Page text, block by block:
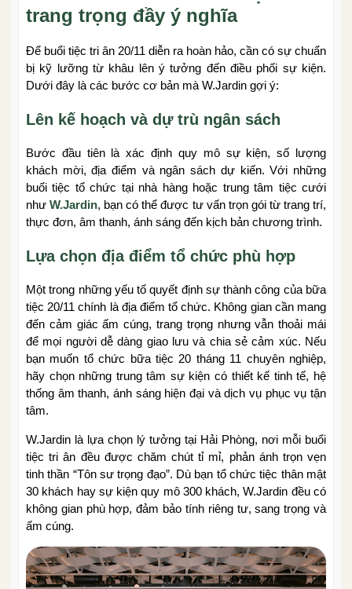
trang trọng đầy ý nghĩa
Để buổi tiệc tri ân 20/11 diễn ra hoàn hảo, cần có sự chuẩn
bị kỹ lưỡng từ khâu lên ý tưởng đến điều phối sự kiện.
Dưới đây là các bước cơ bản mà W.Jardin gợi ý:
Lên kế hoạch và dự trù ngân sách
Bước đầu tiên là xác định quy mô sự kiện, số lượng
khách mời, địa điểm và ngân sách dự kiến. Với những
buổi tiệc tổ chức tại nhà hàng hoặc trung tâm tiệc cưới
nhưW.Jardin, bạn có thể được tư vấn trọn gói từ trang trí,
thực đơn, âm thanh, ánh sáng đến kịch bản chương trình.
Lựa chọn địa điểm tổ chức phù hợp
Một trong những yếu tố quyết định sự thành công của bữa
tiệc 20/11 chính là địa điểm tổ chức. Không gian cần mang
đến cảm giác ấm cúng, trang trọng nhưng vẫn thoải mái
để mọi người dễ dàng giao lưu và chia sẻ cảm xúc. Nếu
bạn muốn tổ chức bữa tiệc 20 tháng 11 chuyên nghiệp,
hãy chọn những trung tâm sự kiện có thiết kế tinh tế, hệ
thống âm thanh, ánh sáng hiện đại và dịch vụ phục vụ tận
tâm.
W.Jardin là lựa chọn lý tưởng tại Hải Phòng, nơi mỗi buổi
tiệc tri ân đều được chăm chút tỉ mỉ, phản ánh trọn vẹn
tinh thần “Tôn sư trọng đạo”. Dù bạn tổ chức tiệc thân mật
30 khách hay sự kiện quy mô 300 khách, W.Jardin đều có
không gian phù hợp, đảm bảo tính riêng tư, sang trọng và
ấm cúng.